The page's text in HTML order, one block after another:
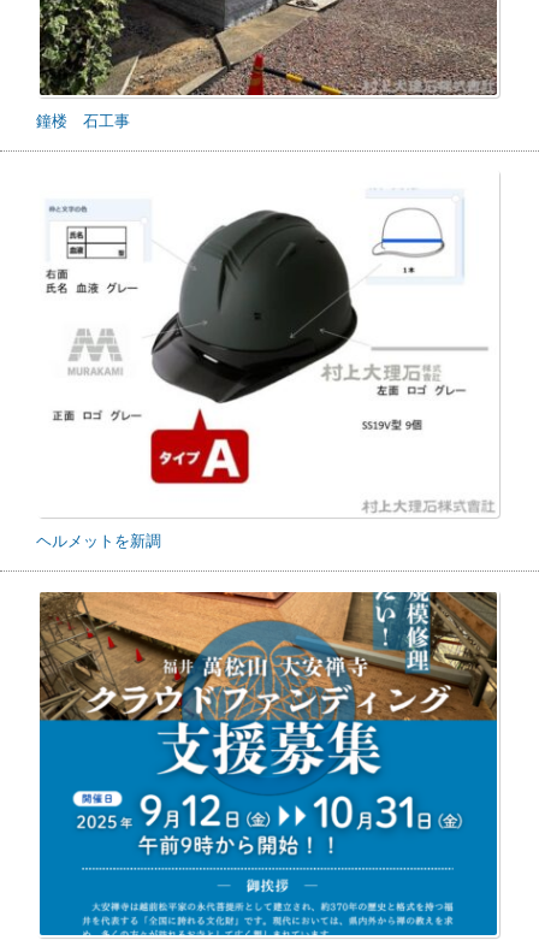
鐘楼 石工事
ヘルメットを新調